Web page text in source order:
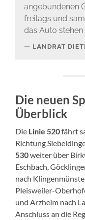
angebundenen
freitags und
das Auto stehen
LANDRAT
Die neuen
Überblick
Die Linie 520fährt
Richtung
530weiter über
Eschbach,
nach
Pleisweiler-
und Arzheim nach
Anschluss an die